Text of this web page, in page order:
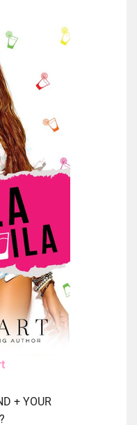
+ YOUR